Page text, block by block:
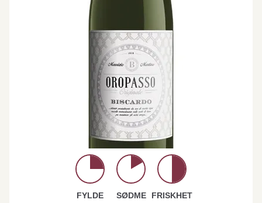
FYLDE SØDME FRISKHET